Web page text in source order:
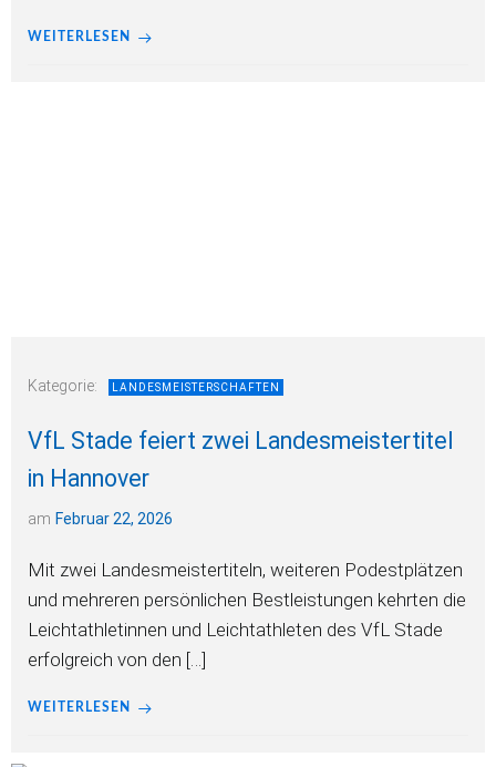
WEITERLESEN
Kategorie: LANDESMEISTERSCHAFTEN
VfL Stade feiert zwei Landesmeistertitel
in Hannover
am Februar 22, 2026
Mit zwei Landesmeistertiteln, weiteren Podestplätzen
und mehreren persönlichen Bestleistungen kehrten die
Leichtathletinnen und Leichtathleten des VfL Stade
erfolgreich von den […]
WEITERLESEN